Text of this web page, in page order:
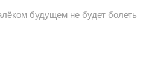
будущем не будет болеть